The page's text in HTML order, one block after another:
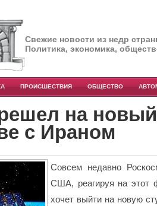
Свежие новости из недр
Политика, экономика,
ПРОИСШЕСТВИЯ ОБЩЕСТВО
на
с Ираном
Совсем недавно
США, реагируя на этот
хочет выйти на новую